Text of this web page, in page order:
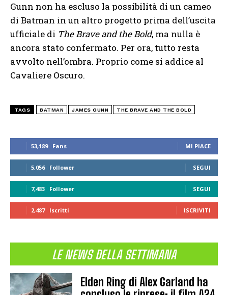
53,189 Fans MI PIACE
5,056 Follower SEGUI
7,483 Follower SEGUI
2,487 Iscritti ISCRIVITI
LE NEWS DELLA SETTIMANA
Elden Ring di Alex Garland ha
Gunn non ha escluso la possibilità di un cameo
di Batman in un altro progetto prima dell’uscita
ufficiale di The Brave and the Bold, ma nulla è
ancora stato confermato. Per ora, tutto resta
avvolto nell’ombra. Proprio come si addice al
Cavaliere Oscuro.
TAGS BATMAN JAMES GUNN THE BRAVE AND THE BOLD